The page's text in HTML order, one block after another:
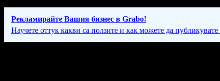
Рекламирайте Вашия бизнес в Grabo!
Научете оттук какви са ползите и как можете да публикувате